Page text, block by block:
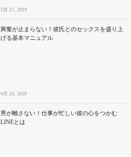
2月 27, 2023
興奮が止まらない！彼氏とのセックスを盛り上
げる基本マニュアル
4月 23, 2020
男が離さない！仕事が忙しい彼の心をつかむ
LINEとは